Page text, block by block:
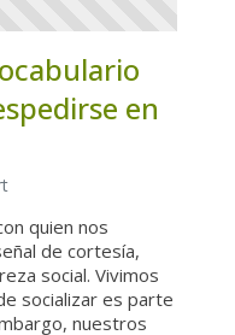
en
quien nos
de cortesía,
social. Vivimos
socializar es parte
nuestros